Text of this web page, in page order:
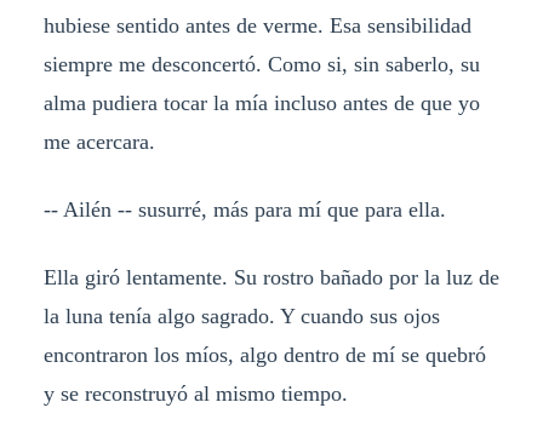
hubiese sentido antes de verme. Esa sensibilidad
siempre me desconcertó. Como si, sin saberlo, su
alma pudiera tocar la mía incluso antes de que yo
me acercara.
-- Ailén -- susurré, más para mí que para ella.
Ella giró lentamente. Su rostro bañado por la luz de
la luna tenía algo sagrado. Y cuando sus ojos
encontraron los míos, algo dentro de mí se quebró
y se reconstruyó al mismo tiempo.